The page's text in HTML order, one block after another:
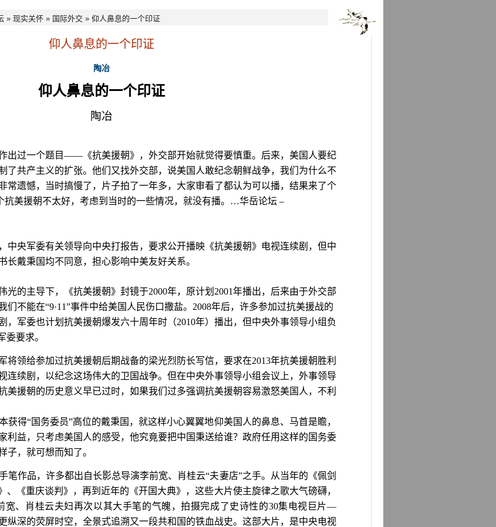
» 现实关怀 » 国际外交 » 仰人鼻息的一个印证
仰人鼻息的一个印证
陶冶
仰人鼻息的一个印证
陶冶
出过一个题目—— 《抗美援朝》，外交部开始就觉得要慎重。后来，美国人要纪
了共产主义的扩张。他们又找外交部，说美国人敢纪念朝鲜战争，我们为什么不
常遗憾，当时搞慢了，片子拍了一年多，大家审看了都认为可以播，结果来了个
美援朝不太好，考虑到当时的一些情况，就没有播。 …华岳论坛 –
中央军委有关领导向中央打报告，要求公开播映《抗美援朝》电视连续剧，但中
长戴秉国均不同意，担心影响中美友好关系。
光的主导下，《抗美援朝》封镜于2000年，原计划 2001年播出，后来由于外交部
们不能在“9·11”事件中给美国人民伤口撒盐。 2008年后，许多参加过抗美援战的
，军委也计划抗美援朝爆发六十周年时（2010年）播出，但中央外事领导小组负
委要求。
将领给参加过抗美援朝后期战备的梁光烈防长写信，要求在2013年抗美援朝胜利
连续剧，以纪念这场伟大的卫国战争。但在中央外事领导小组会议上，外事领导
美援朝的历史意义早已过时，如果我们过多强调抗美援朝容易激怒美国人，不利
获得“国务委员”高位的戴秉国，就这样小心翼翼地仰美国人的鼻息、马首是瞻，
利益，只考虑美国人的感受，他究竟要把中国秉送给谁？政府任用这样的国务委
子，就可想而知了。
笔作品，许多都出自长影总导演李前宽、肖桂云“夫妻店”之手。从当年的《佩剑
、《重庆谈判》，再到近年的《开国大典》，这些大片使主旋律之歌大气磅礴，
宽、肖桂云夫妇再次以其大手笔的气魄，拍摄完成了史诗性的30集电视巨片—
纵深的荧屏时空，全景式追溯又一段共和国的铁血战史。这部大片，是中央电视